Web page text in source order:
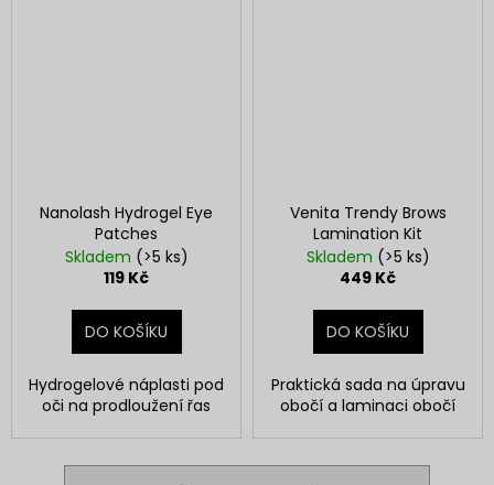
Nanolash Hydrogel Eye
Patches
Skladem (>5 ks)
119 Kč
DO KOŠÍKU
Hydrogelové náplasti pod
oči na prodloužení řas
Venita Trendy Brows
Lamination Kit
Skladem (>5 ks)
449 Kč
DO KOŠÍKU
Praktická sada na úpravu
obočí a laminaci obočí